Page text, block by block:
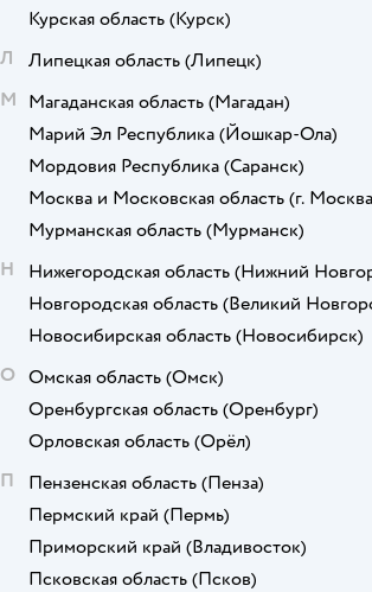
Курская область (Курск)
Л
Липецкая область (Липецк)
М Магаданская область (Магадан)
Марий Эл Республика (Йошкар-Ола)
Мордовия Республика (Саранск)
Москва и Московская область (г.
Мурманская область (Мурманск)
Н
Нижегородская область (Нижний
Новгородская область (Великий
Новосибирская область (Новосибирск)
О Омская область (Омск)
Оренбургская область (Оренбург)
Орловская область (Орёл)
П
Пензенская область (Пенза)
Пермский край (Пермь)
Приморский край (Владивосток)
Псковская область (Псков)